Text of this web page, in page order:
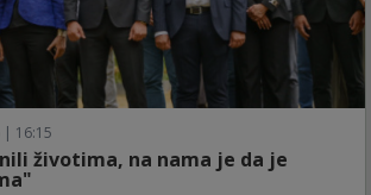
| 16:15
životima, na nama je da je